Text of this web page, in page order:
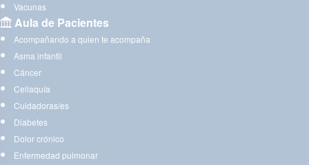
Vacunas
Aula de Pacientes
Acompañando a quien te acompaña
Asma infantil
Cáncer
Celiaquía
Cuidadoras/es
Diabetes
Dolor crónico
Enfermedad pulmonar